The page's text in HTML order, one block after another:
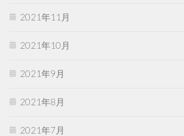
2021年11月
2021年10月
2021年9月
2021年8月
2021年7月